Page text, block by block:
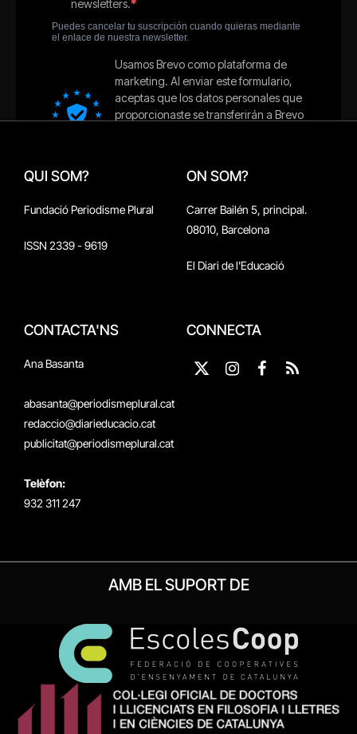
QUI SOM?
Fundació Periodisme Plural
ISSN 2339 - 9619
ON SOM?
Carrer Bailén 5, principal.
08010, Barcelona
El Diari de l'Educació
CONTACTA'NS
Ana Basanta
abasanta@periodismeplural.cat
redaccio@diarieducacio.cat
publicitat@periodismeplural.cat
Telèfon:
932 311 247
CONNECTA
X
Instagram
Facebook
RSS
AMB EL SUPORT DE